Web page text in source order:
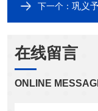
下一个： 巩义
在线留言
ONLINE